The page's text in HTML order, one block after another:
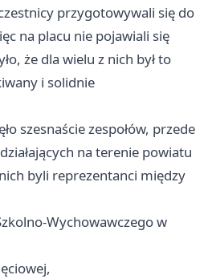
przygotowywali się do
na placu nie pojawiali się
że dla wielu z nich był to
i solidnie
szesnaście zespołów, przede
na terenie powiatu
byli reprezentanci między
Wychowawczego w